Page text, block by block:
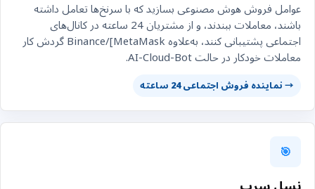
عوامل فروش هوش مصنوعی بسازید که با سرنخ‌ها تعامل داشته
باشند، معاملات ببندند، و از مشتریان 24 ساعته در کانال‌های
اجتماعی پشتیبانی کنند، به‌علاوه Binance/[MetaMask گردش کار
معاملات خودکار در حالت AI-Cloud-Bot.
→ نماینده فروش اجتماعی 24 ساعته
🎯